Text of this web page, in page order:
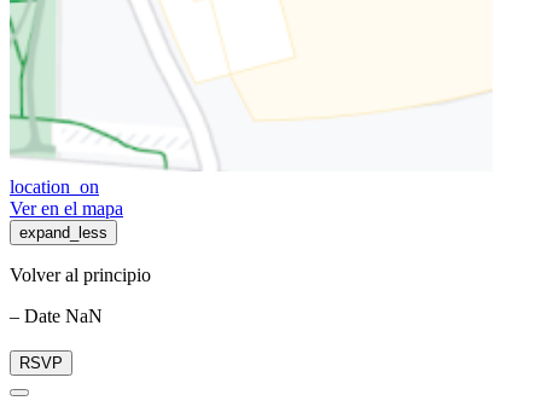
location_on
Ver en el mapa
expand_less
Volver al principio
– Date NaN
RSVP